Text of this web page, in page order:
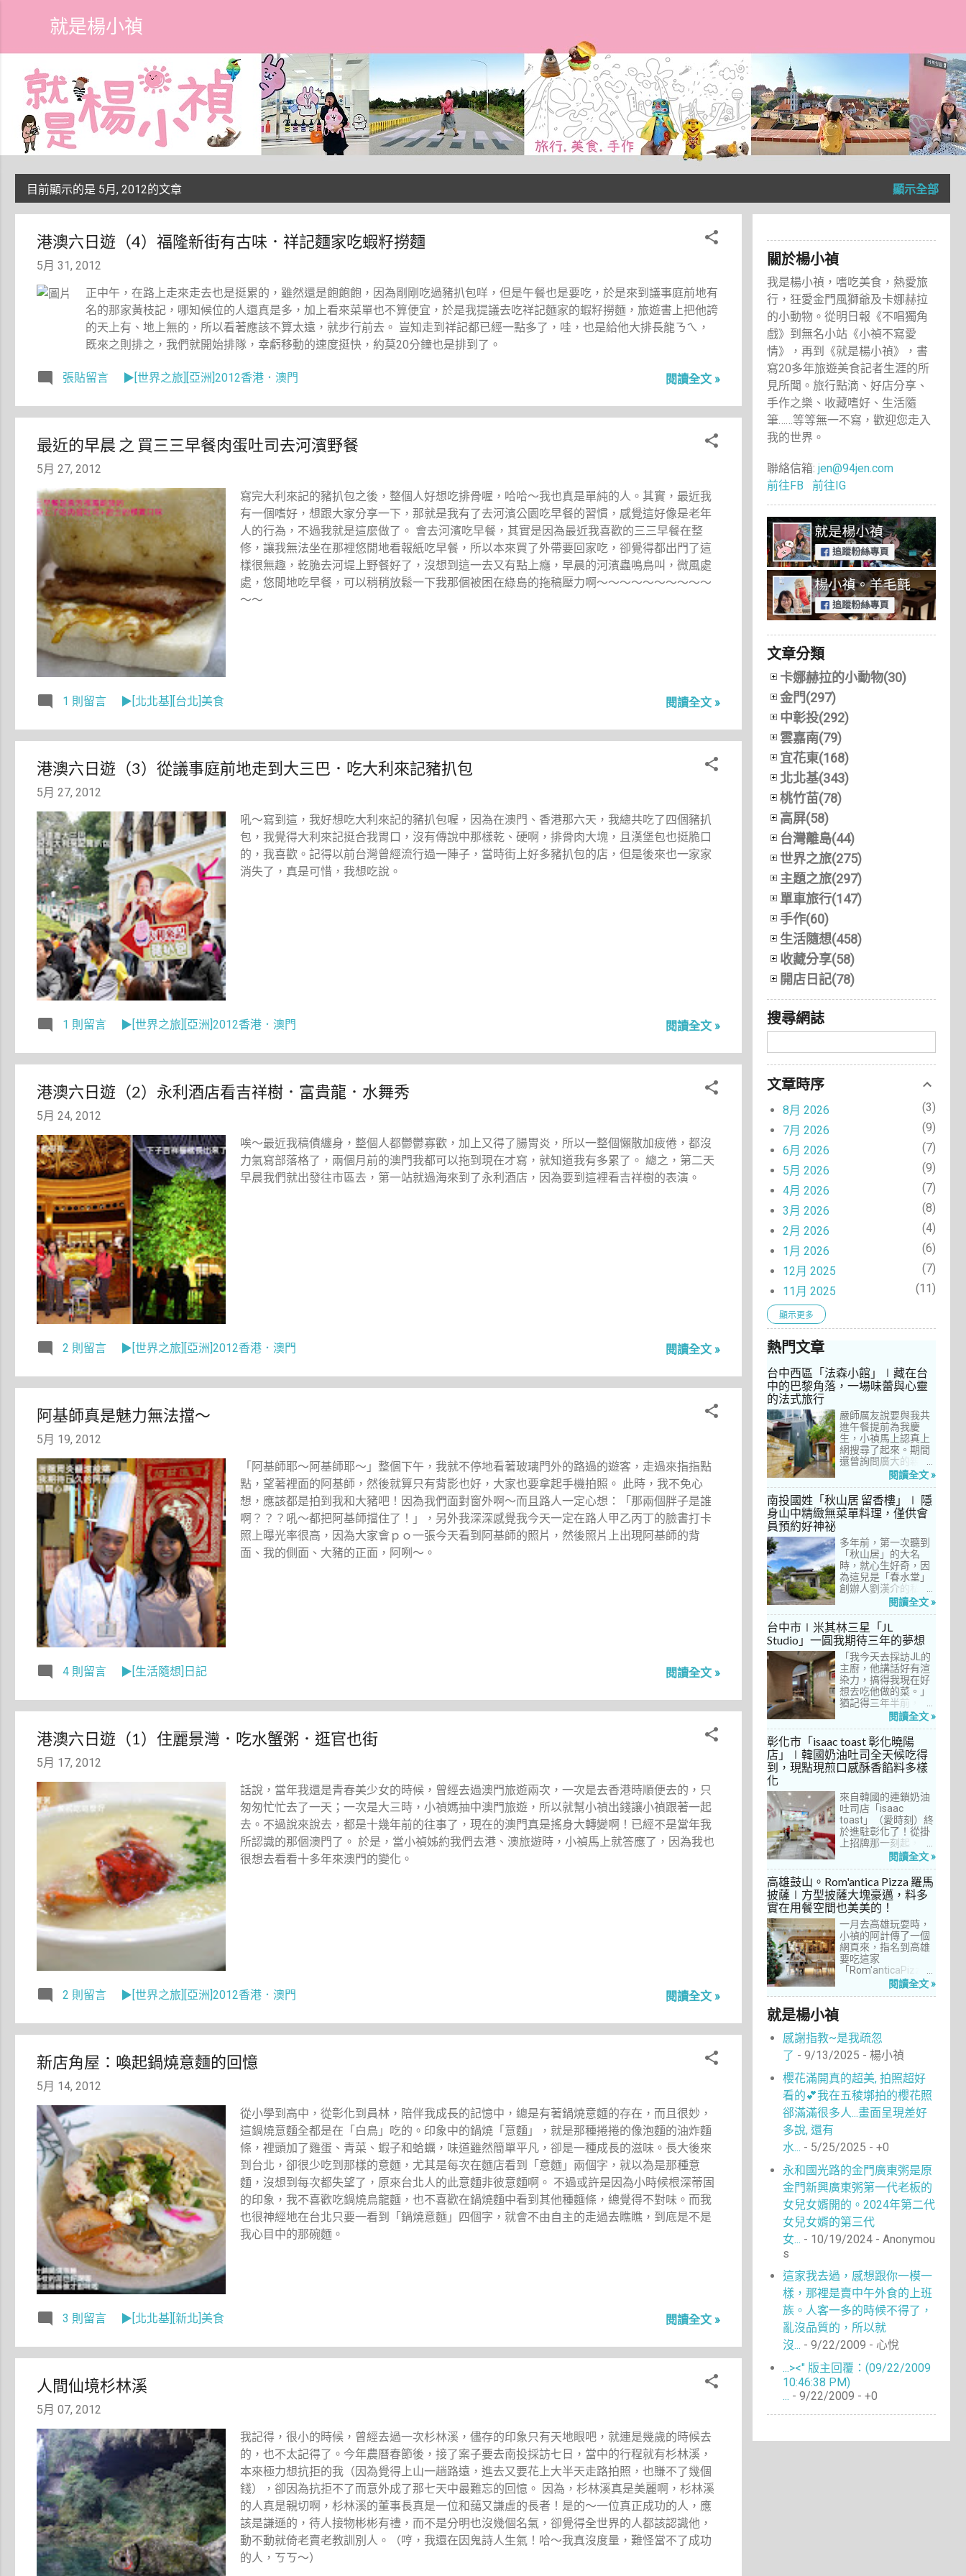
就是楊小禎
發
目前顯示的是 5月, 2012的文章 顯示全部
港澳六日遊（4）福隆新街有古味．祥記麵家吃蝦籽撈麵
5月 31, 2012
正中午，在路上走來走去也是挺累的，雖然還是飽飽飽，因為剛剛吃過豬扒包咩，但是午餐也是要吃，於是來到議事庭前地有
名的那家黃枝記，哪知候位的人還真是多，加上看來菜單也不算便宜，於是我提議去吃祥記麵家的蝦籽撈麵，旅遊書上把他誇
的天上有、地上無的，所以看著應該不算太遠，就步行前去。 豈知走到祥記都已經一點多了，哇，也是給他大排長龍ㄋㄟ，
既來之則排之，我們就開始排隊，幸虧移動的速度挺快，約莫20分鐘也是排到了。
張貼留言 ▶[世界之旅][亞洲]2012香港．澳門 閱讀全文 »
最近的早晨 之 買三三早餐肉蛋吐司去河濱野餐
5月 27, 2012
寫完大利來記的豬扒包之後，整個人好想吃排骨喔，哈哈～我也真是單純的人。其實，最近我
有一個嗜好，想跟大家分享一下，那就是我有了去河濱公園吃早餐的習慣，感覺這好像是老年
人的行為，不過我就是這麼做了。 會去河濱吃早餐，其實是因為最近我喜歡的三三早餐在整
修，讓我無法坐在那裡悠閒地看報紙吃早餐，所以本來買了外帶要回家吃，卻覺得都出門了這
樣很無趣，乾脆去河堤上野餐好了，沒想到這一去又有點上癮，早晨的河濱蟲鳴鳥叫，微風處
處，悠閒地吃早餐，可以稍稍放鬆一下我那個被困在綠島的拖稿壓力啊～～～～～～～～～～
～～
1 則留言 ▶[北北基][台北]美食 閱讀全文 »
港澳六日遊（3）從議事庭前地走到大三巴．吃大利來記豬扒包
5月 27, 2012
吼～寫到這，我好想吃大利來記的豬扒包喔，因為在澳門、香港那六天，我總共吃了四個豬扒
包，我覺得大利來記挺合我胃口，沒有傳說中那樣乾、硬啊，排骨肉大塊，且漢堡包也挺脆口
的，我喜歡。記得以前台灣曾經流行過一陣子，當時街上好多豬扒包的店，但是後來也一家家
消失了，真是可惜，我想吃說。
1 則留言 ▶[世界之旅][亞洲]2012香港．澳門 閱讀全文 »
港澳六日遊（2）永利酒店看吉祥樹．富貴龍．水舞秀
5月 24, 2012
唉～最近我稿債纏身，整個人都鬱鬱寡歡，加上又得了腸胃炎，所以一整個懶散加疲倦，都沒
力氣寫部落格了，兩個月前的澳門我都可以拖到現在才寫，就知道我有多累了。 總之，第二天
早晨我們就出發往市區去，第一站就過海來到了永利酒店，因為要到這裡看吉祥樹的表演。
2 則留言 ▶[世界之旅][亞洲]2012香港．澳門 閱讀全文 »
阿基師真是魅力無法擋～
5月 19, 2012
「阿基師耶～阿基師耶～」整個下午，我就不停地看著玻璃門外的路過的遊客，走過來指指點
點，望著裡面的阿基師，然後就算只有背影也好，大家也要拿起手機拍照。 此時，我不免心
想，應該都是拍到我和大豬吧！因為我們面對窗外啊～而且路人一定心想：「那兩個胖子是誰
啊？？？吼～都把阿基師擋住了！」，另外我深深感覺我今天一定在路人甲乙丙丁的臉書打卡
照上曝光率很高，因為大家會ｐｏ一張今天看到阿基師的照片，然後照片上出現阿基師的背
面、我的側面、大豬的正面，阿咧～。
4 則留言 ▶[生活隨想]日記 閱讀全文 »
港澳六日遊（1）住麗景灣．吃水蟹粥．逛官也街
5月 17, 2012
話說，當年我還是青春美少女的時候，曾經去過澳門旅遊兩次，一次是去香港時順便去的，只
匆匆忙忙去了一天；一次是大三時，小禎媽抽中澳門旅遊，所以就幫小禎出錢讓小禎跟著一起
去。不過說來說去，都是十幾年前的往事了，現在的澳門真是搖身大轉變啊！已經不是當年我
所認識的那個澳門了。 於是，當小禎姊約我們去港、澳旅遊時，小禎馬上就答應了，因為我也
很想去看看十多年來澳門的變化。
2 則留言 ▶[世界之旅][亞洲]2012香港．澳門 閱讀全文 »
新店角屋：喚起鍋燒意麵的回憶
5月 14, 2012
從小學到高中，從彰化到員林，陪伴我成長的記憶中，總是有著鍋燒意麵的存在，而且很妙，
這鍋燒意麵全都是在「白鳥」吃的。印象中的鍋燒「意麵」，就是那種捲捲的像泡麵的油炸麵
條，裡頭加了雞蛋、青菜、蝦子和蛤蠣，味道雖然簡單平凡，卻是一種成長的滋味。長大後來
到台北，卻很少吃到那樣的意麵，尤其是每次在麵店看到「意麵」兩個字，就以為是那種意
麵，沒想到每次都失望了，原來台北人的此意麵非彼意麵啊。 不過或許是因為小時候根深蒂固
的印象，我不喜歡吃鍋燒烏龍麵，也不喜歡在鍋燒麵中看到其他種麵條，總覺得不對味。而我
也很神經地在台北只要一看到「鍋燒意麵」四個字，就會不由自主的走過去瞧瞧，到底是不是
我心目中的那碗麵。
3 則留言 ▶[北北基][新北]美食 閱讀全文 »
人間仙境杉林溪
5月 07, 2012
我記得，很小的時候，曾經去過一次杉林溪，儘存的印象只有天地眼吧，就連是幾歲的時候去
的，也不太記得了。今年農曆春節後，接了案子要去南投採訪七日，當中的行程就有杉林溪，
本來極力想抗拒的我（因為覺得上山一趟路遠，進去又要花上大半天走路拍照，也賺不了幾個
錢），卻因為抗拒不了而意外成了那七天中最難忘的回憶。 因為，杉林溪真是美麗啊，杉林溪
的人真是親切啊，杉林溪的董事長真是一位和藹又謙虛的長者！是的～一位真正成功的人，應
該是謙遜的，待人接物彬彬有禮，而不是分明也沒幾個名氣，卻覺得全世界的人都該認識他，
動不動就倚老賣老教訓別人。（哼，我還在因鬼詩人生氣！哈～我真沒度量，難怪當不了成功
的人，ㄎㄎ～）
關於楊小禎
我是楊小禎，嗜吃美食，熱愛旅
行，狂愛金門風獅爺及卡娜赫拉
的小動物。從明日報《不唱獨角
戲》到無名小站《小禎不寫愛
情》，再到《就是楊小禎》，書
寫20多年旅遊美食記者生涯的所
見所聞。旅行點滴、好店分享、
手作之樂、收藏嗜好、生活隨
筆……等等無一不寫，歡迎您走入
我的世界。
聯絡信箱: jen@94jen.com
前往FB
前往IG
文章分類
卡娜赫拉的小動物(30)
金門(297)
中彰投(292)
雲嘉南(79)
宜花東(168)
北北基(343)
桃竹苗(78)
高屏(58)
台灣離島(44)
世界之旅(275)
主題之旅(297)
單車旅行(147)
手作(60)
生活隨想(458)
收藏分享(58)
開店日記(78)
搜尋網誌
文章時序
8月 2026
3
7月 2026
9
6月 2026
7
5月 2026
9
4月 2026
7
3月 2026
8
2月 2026
4
1月 2026
6
12月 2025
7
11月 2025
11
10月 2025
9月 2025
9
8月 2025
7月 2025
8
6月 2025
3
5月 2025
8
4月 2025
3月 2025
10
2月 2025
4
1月 2025
11
12月 2024
3
11月 2024
10月 2024
6
9月 2024
4
8月 2024
9
7月 2024
5
6月 2024
5月 2024
3
4月 2024
4
3月 2024
2月 2024
6
1月 2024
8
12月 2023
10
11月 2023
1
10月 2023
3
9月 2023
4
8月 2023
5
7月 2023
1
7月 2022
1
6月 2022
1
5月 2022
4月 2022
14
11月 2018
13
9月 2018
5
8月 2018
4
4月 2017
6月 2016
5月 2016
1月 2016
18
12月 2015
16
10月 2015
11
3月 2015
2月 2015
1月 2015
8
12月 2014
1
9月 2014
4
7月 2014
1
6月 2014
5月 2014
4
4月 2014
3
3月 2014
3
2月 2014
12月 2013
7
11月 2013
10月 2013
4
9月 2013
顯示更多
熱門文章
台中西區「法森小館」∣藏在台
中的巴黎角落，一場味蕾與心靈
的法式旅行
嚴師厲友說要與我共
進午餐提前為我慶
生，小禎馬上認真上
網搜尋了起來。期間
還曾詢問廣大的親友
們有沒有推薦的餐
阿姨及桄甄老師誠懇
給我建議，其他都是
一堆來亂的！哈～ 從
宮」到台中的
「澀」，再比較了幾
間價位較親民的牛排
餐廳……，最終，小禎
選定了阿姨及表弟剛
去吃過的「法森小
館」，理由很簡單：
歐法套餐1680元起的
價位可以接受，而且
不是無菜單料理，從
開胃菜、湯品、主
菜、甜點等，通通可
以選自己喜歡的，小
禎覺得能夠自由搭配
很讚！而且「法森小
館」是台中老字號的
不斷，能夠屹立不搖
這麼多年，一定有它
的道理在呀！
閱讀全文 »
南投國姓「秋山居 留香樓」∣ 隱
身山中精緻無菜單料理，僅供會
員預約好神祕
多年前，第一次聽到
「秋山居」的大名
時，就心生好奇，因
為這兒是「春水堂」
創辦人劉漢介的私人
招待所，只對會員開
自從十多年前搬回彰
化之後，小禎才開始
上春水堂吃飯、喝
茶，有一度還把春水
堂當麵店在吃，每週
到台中上課時，總忍
不住奔入春水堂，點
上一碗「XO醬拌麵」
搭配一杯茶飲，後來
也嘗試過其他茶點，
對春水堂的餐飲很有
信心。因此，一得知
秋山居是春水堂創辦
人開設的，感覺就是
食的小禎而言，自然
深具吸引力。
閱讀全文 »
台中市∣米其林三星「JL
Studio」一圓我期待三年的夢想
「我今天去採訪JL的
主廚，他講話好有渲
染力，搞得我現在好
想去吃他做的菜。」
猶記得三年半前，當
米其林評鑑要來台中
做了一次得獎預測，
於是我因為工作踏入
JL Studio，當天回家
之後，我就迫不及待
從事美食採訪20多
年，只採訪沒吃的店
也不計其數，但從沒
有一家餐廳讓我這樣
充滿渴望，留下「真
的好想吃吃看」的懸
閱讀全文 »
彰化市「isaac toast 彰化曉陽
店」∣韓國奶油吐司全天候吃得
到，現點現煎口感酥香餡料多樣
化
來自韓國的連鎖奶油
吐司店「isaac
toast」（愛時刻）終
於進駐彰化了！從掛
上招牌那一刻起，小
禎就想著找時間來吃
家連鎖店許久，只是
每次去台中誘惑實在
太多了！就……，這一
次離家這麼近，不來
吃真的說不過去。
閱讀全文 »
高雄鼓山。Rom'antica Pizza 羅馬
披薩∣方型披薩大塊豪邁，料多
實在用餐空間也美美的！
一月去高雄玩耍時，
小禎的阿計傳了一個
網頁來，指名到高雄
要吃這家
「Rom'anticaPizza
羅馬披薩」，看了圖
少披薩店，一字排開
的各式披薩看起來琳
瑯滿目，走進店內就
能點上一塊喜愛的口
味大快朵頤，真的好
懷念啊！沒想到台灣
也有類似的披薩店。
走！就到高雄吃披薩
閱讀全文 »
就是楊小禎
感謝指教~是我疏忽
了 - 9/13/2025 - 楊小禎
櫻花滿開真的超美, 拍照超好
看的💕我在五稜墎拍的櫻花照
郤滿滿很多人...畫面呈現差好
多說, 還有
水... - 5/25/2025 - +0
永和國光路的金門廣東粥是原
金門新興廣東粥第一代老板的
女兒女婿開的。2024年第二代
女兒女婿的第三代
女... - 10/19/2024 - Anonymou
s
這家我去過，感想跟你一模一
樣，那裡是賣中午外食的上班
族。人客一多的時候不得了，
亂沒品質的，所以就
沒... - 9/22/2009 - 心悅
...><" 版主回覆：(09/22/2009
10:46:38 PM)
... - 9/22/2009 - +0